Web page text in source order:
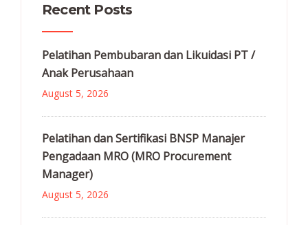
Recent Posts
Pelatihan Pembubaran dan Likuidasi PT /
Anak Perusahaan
August 5, 2026
Pelatihan dan Sertifikasi BNSP Manajer
Pengadaan MRO (MRO Procurement
Manager)
August 5, 2026